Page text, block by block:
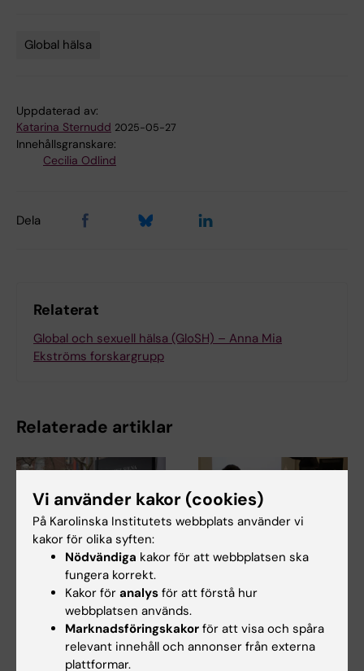
Global hälsa
Uppdaterad av:
Katarina Sternudd 2025-05-27
Innehållsgranskare:
Cecilia Odlind
Dela
Relaterat
Global och sexuell hälsa (GloSH) – Anna Mia
Ekströms forskargrupp
Relaterade artiklar
10 jul 2026
Covid-19-pandemin
sporrade alumnen
Daniels att lära sig
mer om folkhälsa
Prinka förstår
mer sammankopplat
och systembsaserat
Vi använder kakor (cookies)
På Karolinska Institutets webbplats använder vi
kakor för olika syften:
Nödvändiga kakor för att webbplatsen ska
fungera korrekt.
Kakor för analys för att förstå hur
webbplatsen används.
Marknadsföringskakor för att visa och spåra
relevant innehåll och annonser från externa
plattformar.